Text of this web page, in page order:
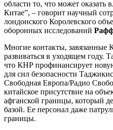
области то, что может
Китае”, – говорит научный
лондонского Королевского
оборонных исследований
Многие контакты, завязанные
развиваться в уходящем году.
что КНР профинансирует
для сил безопасности
Свободная Европа/Радио
китайское присутствие на
афганской границы, который
базой. Ее персонал даже
границы.